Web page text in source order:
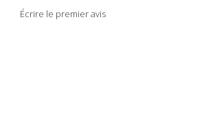
Écrire le premier avis